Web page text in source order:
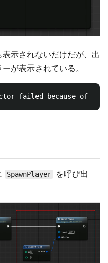
示されないだけだが、出
が表示されている。
SpawnPlayer
を呼び出